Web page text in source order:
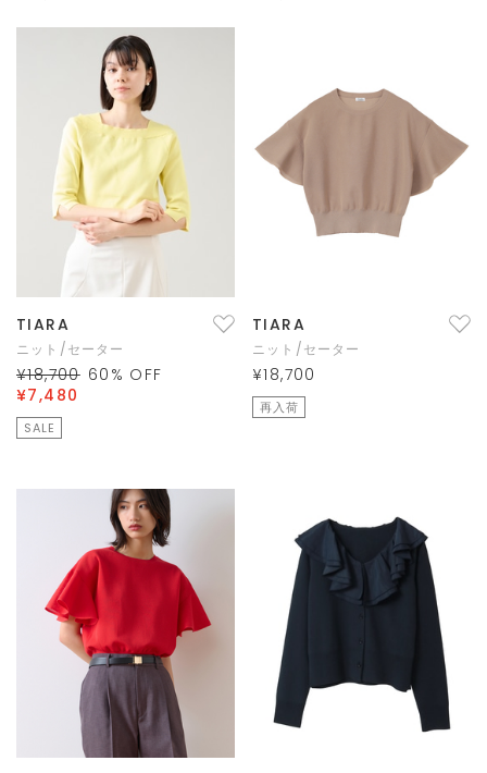
TIARA
ニット/セーター
¥18,700 60 % OFF
¥7,480
SALE
TIARA
ニット/セーター
¥18,700
再入荷